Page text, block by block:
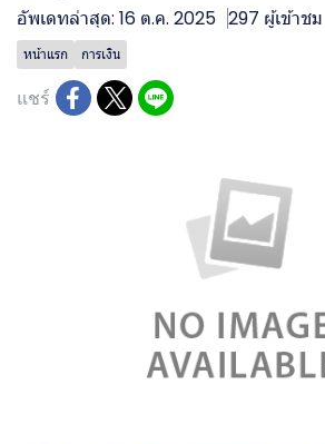
อัพเดทล่าสุด: 16 ต.ค. 2025 297 ผู้เข้าชม
หน้าแรก การเงิน
แชร์